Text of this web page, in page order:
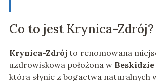
Co to jest Krynica-Zdrój?
Krynica-Zdrójto renomowana
uzdrowiskowa położona w
która słynie z bogactwa naturalnych